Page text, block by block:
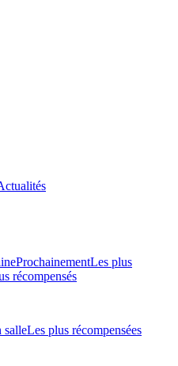
ProchainementLes plus
récompensés
salleLes plus récompensées